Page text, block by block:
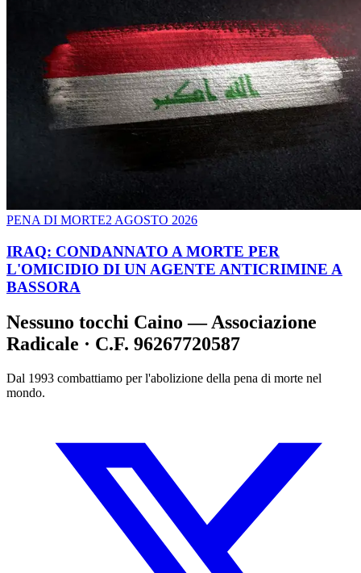
PENA DI MORTE2 AGOSTO 2026
IRAQ: CONDANNATO A MORTE PER
L'OMICIDIO DI UN AGENTE ANTICRIMINE A
BASSORA
Nessuno tocchi Caino — Associazione
Radicale · C.F. 96267720587
Dal 1993 combattiamo per l'abolizione della pena di morte nel
mondo.